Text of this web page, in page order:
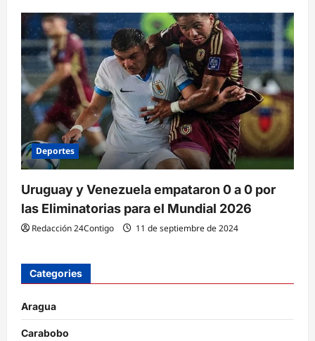
Deportes
Uruguay y Venezuela empataron 0 a 0 por
las Eliminatorias para el Mundial 2026
Redacción 24Contigo 11 de septiembre de 2024
Categories
Aragua
Carabobo